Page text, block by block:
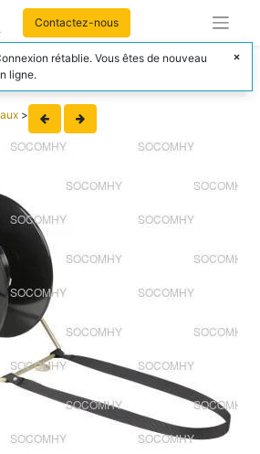
Contactez-nous
>
rétablie. Vous êtes de nouveau
ligne.